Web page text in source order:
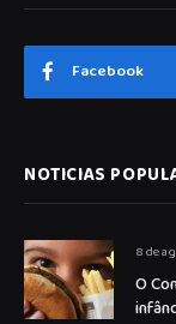
Facebook
NOTICIAS
8 de
O